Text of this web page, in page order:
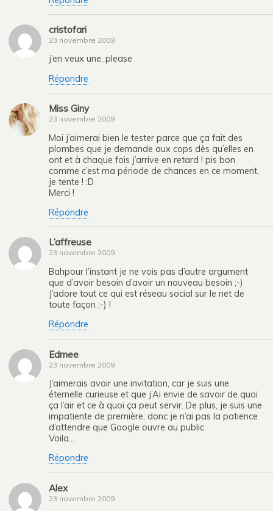
cristofari
23 novembre 2009
j’en veux une, please
Répondre
Miss Giny
23 novembre 2009
Moi j’aimerai bien le tester parce que ça fait des
plombes que je demande aux cops dès qu’elles en
ont et à chaque fois j’arrive en retard ! pis bon
comme c’est ma période de chances en ce moment,
je tente ! :D
Merci !
Répondre
L’affreuse
23 novembre 2009
Bahpour l’instant je ne vois pas d’autre argument
que d’avoir besoin d’avoir un nouveau besoin ;-)
J’adore tout ce qui est réseau social sur le net de
toute façon ;-) !
Répondre
Edmee
23 novembre 2009
J’aimerais avoir une invitation, car je suis une
éternelle curieuse et que j’Ai envie de savoir de quoi
ça l’air et ce à quoi ça peut servir. De plus, je suis une
impatiente de première, donc je n’ai pas la patience
d’attendre que Google ouvre au public.
Voila…
Répondre
Alex
23 novembre 2009